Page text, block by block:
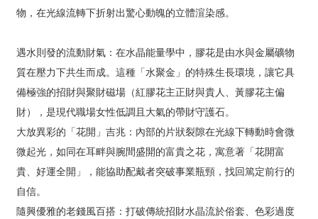
物，在光線流轉下折射出驚心動魄的立體渲染感。
遇水則發的流動財氣：在水晶能量學中，膠花是由水與金屬礦物
質在壓力下共生而成。這種「水聚金」的特殊生長環境，讓它具
備極強的招財與聚財磁場（紅膠花主正財與貴人、黃膠花主偏
財），是現代職場女性低調且大氣的帶財守護石。
大放異彩的「花開」吉兆：內部的片狀裂隙在光線下轉動時會微
微起光，如同在耳畔與腕間盛開的富貴之花，寓意著「花開富
貴、好運全開」，能協助配戴者突破事業瓶頸，找回篤定前行的
自信。
隨興優雅的老錢風百搭：打破傳統招財水晶流於俗套、色彩過度